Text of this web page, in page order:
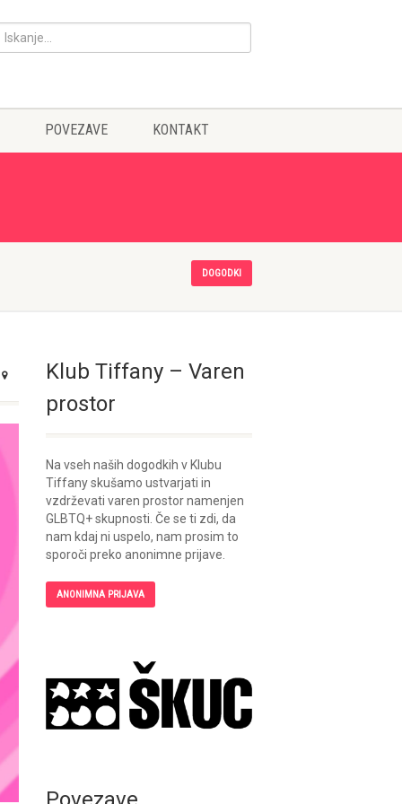
POVEZAVE KONTAKT
DOGODKI
Klub Tiffany – Varen
prostor
Na vseh naših dogodkih v Klubu
Tiffany skušamo ustvarjati in
vzdrževati varen prostor namenjen
GLBTQ+ skupnosti. Če se ti zdi, da
nam kdaj ni uspelo, nam prosim to
sporoči preko anonimne prijave.
ANONIMNA PRIJAVA